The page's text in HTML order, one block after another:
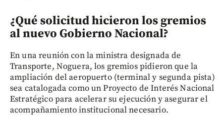
¿Qué solicitud hicieron los gremios
al nuevo Gobierno Nacional?
En una reunión con la ministra designada de
Transporte, Noguera, los gremios pidieron que la
ampliación del aeropuerto (terminal y segunda pista)
sea catalogada como un Proyecto de Interés Nacional
Estratégico para acelerar su ejecución y asegurar el
acompañamiento institucional necesario.